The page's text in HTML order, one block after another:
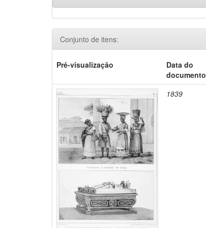
Conjunto de itens:
Pré-visualização
Data do
documento
1839